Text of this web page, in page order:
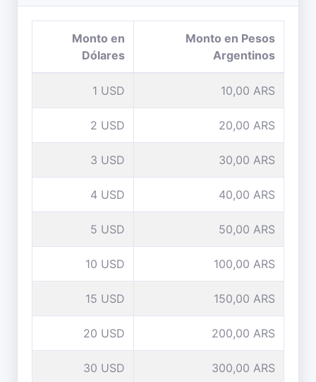
Monto en
Dólares
Monto en Pesos
Argentinos
1 USD 10,00 ARS
2 USD 20,00 ARS
3 USD 30,00 ARS
4 USD 40,00 ARS
5 USD 50,00 ARS
10 USD 100,00 ARS
15 USD 150,00 ARS
20 USD 200,00 ARS
30 USD 300,00 ARS